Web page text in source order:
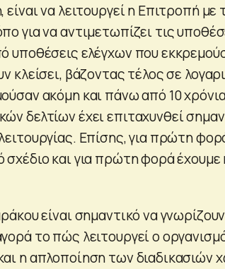
είναι να λειτουργεί η Επιτροπή
για να αντιμετωπίζει τις
υποθέσεις ελέγχων που
κλείσει, βάζοντας τέλος σε
ακόμη και πάνω από 10
δελτίων έχει επιταχυνθεί
Επίσης, για πρώτη
σχέδιο και για πρώτη φορά έχουμε
είναι σημαντικό να
το πώς λειτουργεί ο
η απλοποίηση των διαδικασιών